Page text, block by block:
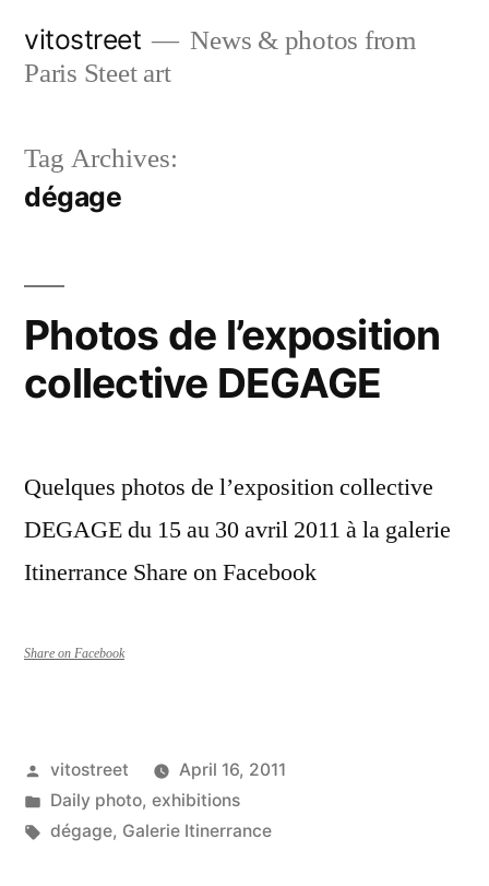
vitostreet
News & photos from
Paris Steet art
Tag Archives:
dégage
Photos de l’exposition
collective DEGAGE
Quelques photos de l’exposition collective
DEGAGE du 15 au 30 avril 2011 à la galerie
Itinerrance Share on Facebook
Share on Facebook
Posted
by
vitostreet
April 16, 2011
Posted
in
Daily photo, exhibitions
Tags:
dégage, Galerie Itinerrance